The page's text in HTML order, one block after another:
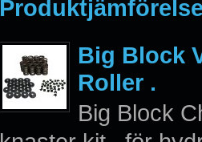
Big Block
Roller .
Big Block